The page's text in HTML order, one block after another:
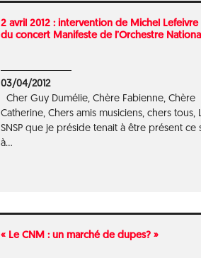
2 avril 2012 : intervention de Michel Lefeivre
du concert Manifeste de l’Orchestre
03/04/2012
Cher Guy Dumélie, Chère Fabienne, Chère
Catherine, Chers amis musiciens, chers tous,
SNSP que je préside tenait à être présent ce
à...
« Le CNM : un marché de dupes? »